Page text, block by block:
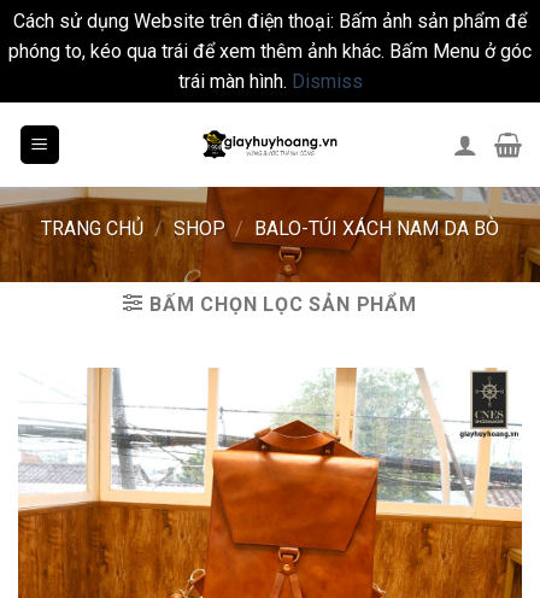
Cách sử dụng Website trên điện thoại: Bấm ảnh sản phẩm để
phóng to, kéo qua trái để xem thêm ảnh khác. Bấm Menu ở góc
trái màn hình. Dismiss
TRANG CHỦ / SHOP / BALO-TÚI XÁCH NAM DA BÒ
BẤM CHỌN LỌC SẢN PHẨM